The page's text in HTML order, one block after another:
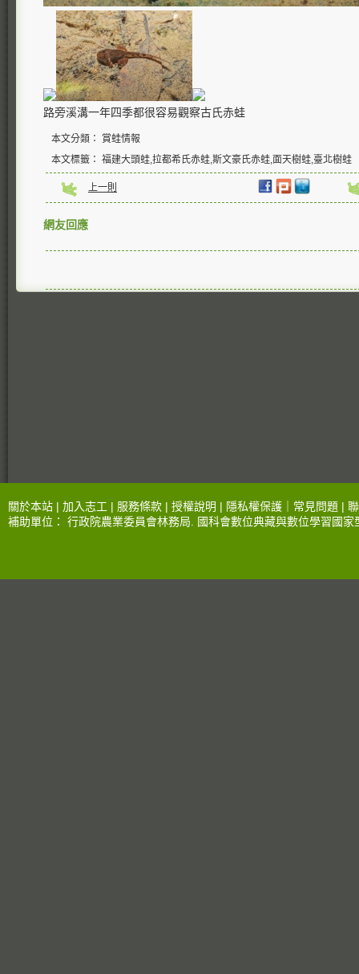
路旁溪溝一年四季都很容易觀察古氏赤蛙
本文分類： 賞蛙情報
本文標籤： 福建大頭蛙,拉都希氏赤蛙,斯文豪氏赤蛙,面天樹蛙,臺北樹蛙
上一則
網友回應
關於本站 | 加入志工 | 服務條款 | 授權說明 | 隱私權保護 常見問題 |
補助單位： 行政院農業委員會林務局 國科會數位典藏與數位學習國家